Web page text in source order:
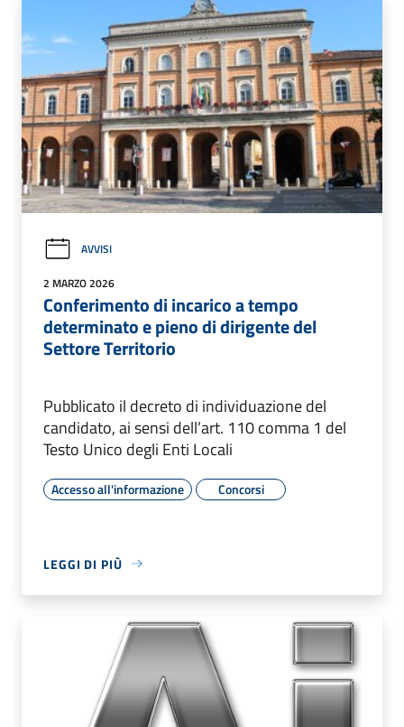
AVVISI
2 MARZO 2026
Conferimento di incarico a tempo
determinato e pieno di dirigente del
Settore Territorio
Pubblicato il decreto di individuazione del
candidato, ai sensi dell’art. 110 comma 1 del
Testo Unico degli Enti Locali
Accesso all'informazione Concorsi
LEGGI DI PIÙ